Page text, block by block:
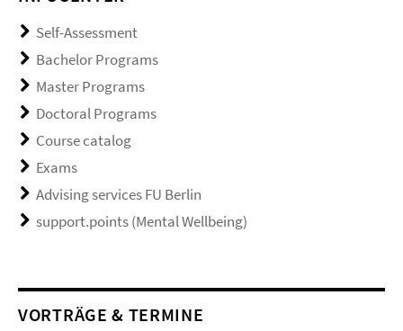
Self-Assessment
Bachelor Programs
Master Programs
Doctoral Programs
Course catalog
Exams
Advising services FU Berlin
support.points (Mental Wellbeing)
VORTRÄGE & TERMINE